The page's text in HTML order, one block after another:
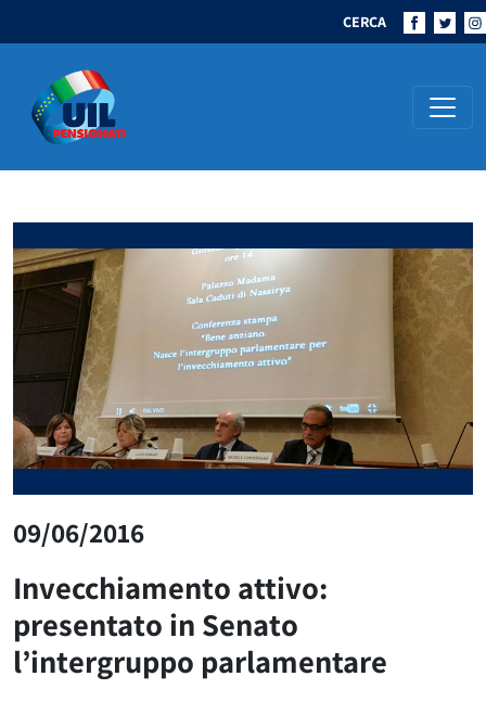
CERCA
Navigazione principale
09/06/2016
Invecchiamento attivo:
presentato in Senato
l’intergruppo parlamentare